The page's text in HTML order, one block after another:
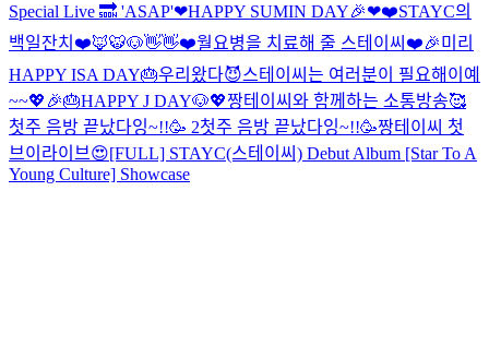
Special Live 🔜 'ASAP'❤HAPPY SUMIN DAY🎉❤❤️STAYC의
백일잔치❤️🦊🐯🐶👋👋❤️월요병을 치료해 줄 스테이씨❤️🎉미리
HAPPY ISA DAY🎂우리왔다😈스테이씨는 여러분이 필요해이예
~~💖 🎉🎂HAPPY J DAY🐶💖짱테이씨와 함께하는 소통방송🥰
첫주 음방 끝났다잉~!!🥳 2첫주 음방 끝났다잉~!!🥳짱테이씨 첫
브이라이브😍[FULL] STAYC(스테이씨) Debut Album [Star To A
Young Culture] Showcase